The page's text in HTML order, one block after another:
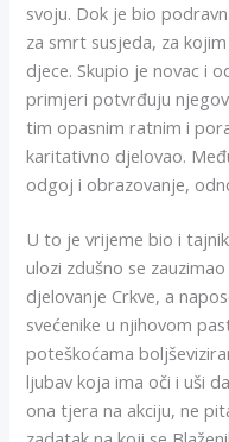
svoju. Dok je bio
za smrt susjeda, za
djece. Skupio je novac i
primjeri potvrđuju
tim opasnim ratnim i
karitativno djelovao.
odgoj i obrazovanje,
U to je vrijeme bio i
ulozi zdušno se
djelovanje Crkve, a
svećenike u njihovom
poteškoćama
ljubav koja ima oči i uši
ona tjera na akciju, ne